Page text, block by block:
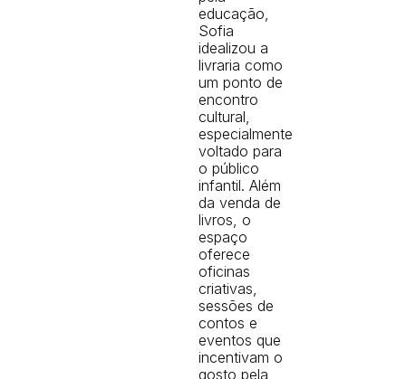
educação,
Sofia
idealizou a
livraria como
um ponto de
encontro
cultural,
especialmente
voltado para
o público
infantil. Além
da venda de
livros, o
espaço
oferece
oficinas
criativas,
sessões de
contos e
eventos que
incentivam o
gosto pela